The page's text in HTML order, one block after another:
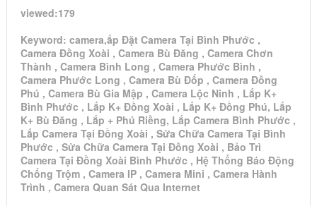
viewed:179
Keyword: camera,ắp Đặt Camera Tại Bình Phước ,
Camera Đồng Xoài , Camera Bù Đăng , Camera Chơn
Thành , Camera Bình Long , Camera Phước Bình ,
Camera Phước Long , Camera Bù Đốp , Camera Đồng
Phú , Camera Bù Gia Mập , Camera Lộc Ninh , Lắp K+
Bình Phước , Lắp K+ Đồng Xoài , Lắp K+ Đồng Phú, Lắp
K+ Bù Đăng , Lắp + Phú Riềng, Lắp Camera Bình Phước ,
Lắp Camera Tại Đồng Xoài , Sửa Chữa Camera Tại Bình
Phước , Sửa Chữa Camera Tại Đồng Xoài , Bảo Trì
Camera Tại Đồng Xoài Bình Phước , Hệ Thống Báo Động
Chống Trộm , Camera IP , Camera Mini , Camera Hành
Trình , Camera Quan Sát Qua Internet